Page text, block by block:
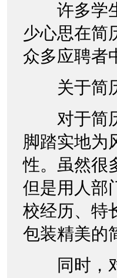
许多学生
少心思在简
众多应聘者
关于简
对于简历
脚踏实地为
性。虽然很
但是用人部
校经历、特
包装精美的
同时，对